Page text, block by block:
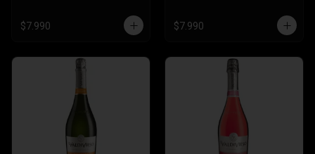
$7.990 $7.990